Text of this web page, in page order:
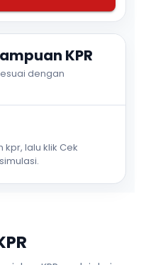
KPR
dengan
lalu klik Cek